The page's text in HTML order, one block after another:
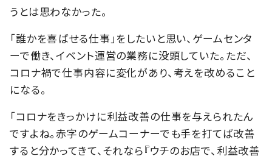
うとは思わなかった。
「誰かを喜ばせる仕事」をしたいと思い、ゲームセンタ
ーで働き、イベント運営の業務に没頭していた。ただ、
コロナ禍で仕事内容に変化があり、考えを改めること
になる。
「コロナをきっかけに利益改善の仕事を与えられたん
ですよね。赤字のゲームコーナーでも手を打てば改善
すると分かってきて、それなら『ウチのお店で、利益改善